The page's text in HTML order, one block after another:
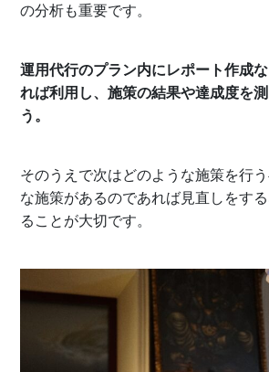
の分析も重要です。
運用代行のプラン内にレポート作成
れば利用し、施策の結果や達成度を
う。
そのうえで次はどのような施策を行
な施策があるのであれば見直しをす
ることが大切です。